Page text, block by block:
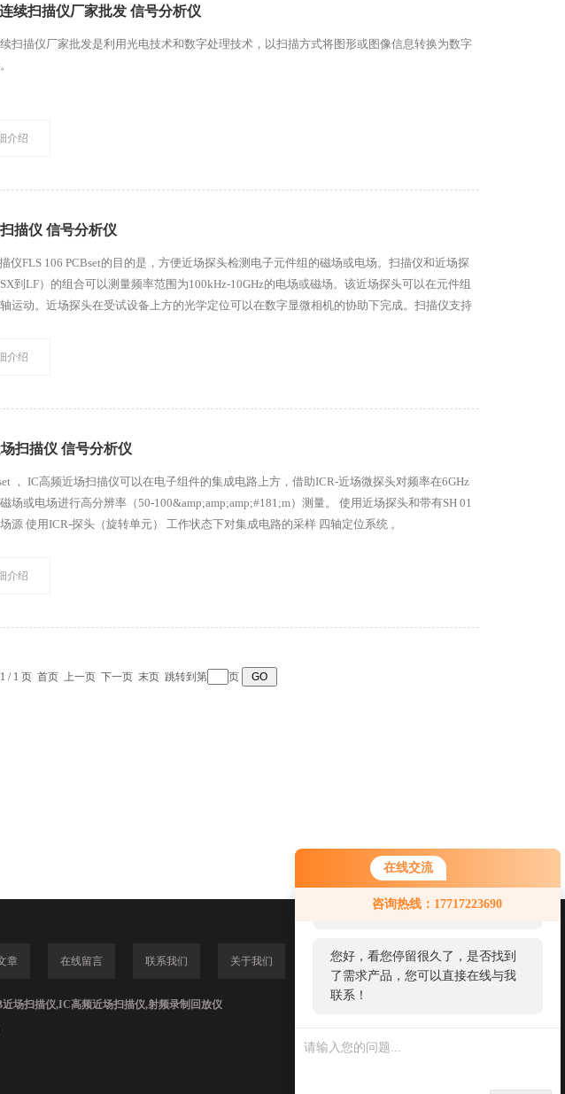
在线交流
咨询热线：17717223690
您好！欢迎前来咨询，很高兴为您
服务，请问您要咨询什么问题呢？
您好，看您停留很久了，是否找到
了需求产品，您可以直接在线与我
联系！
续扫描仪厂家批发 信号分析仪
扫描仪厂家批发是利用光电技术和数字处理技术，以扫描方式将图形或图像信息转换为数字
介绍
描仪 信号分析仪
仪FLS 106 PCBset的目的是，方便近场探头检测电子元件组的磁场或电场。扫描仪和近场探
到LF）的组合可以测量频率范围为100kHz-10GHz的电场或磁场。该近场探头可以在元件组
运动。近场探头在受试设备上方的光学定位可以在数字显微相机的协助下完成。扫描仪支持
介绍
扫描仪 信号分析仪
， IC高频近场扫描仪可以在电子组件的集成电路上方，借助ICR-近场微探头对频率在6GHz
场或电场进行高分辨率（50-100&amp;amp;amp;#181;m）测量。 使用近场探头和带有SH 01
源 使用ICR-探头（旋转单元） 工作状态下对集成电路的采样 四轴定位系统 。
介绍
1 / 1 页 首页 上一页 下一页 末页 跳转到第 页
章 在线留言 联系我们 关于我们
近场扫描仪,IC高频近场扫描仪,射频录制回放仪